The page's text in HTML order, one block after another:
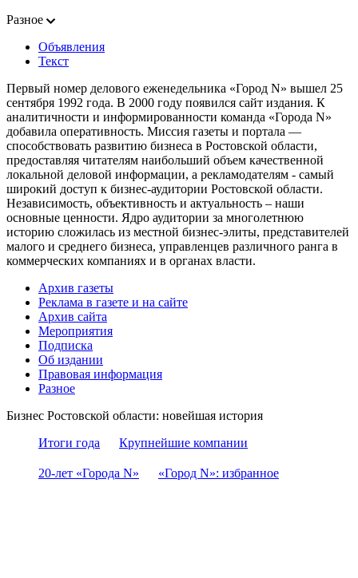
Разное
Объявления
Текст
Первый номер делового еженедельника «Город N» вышел 25
сентября 1992 года. В 2000 году появился сайт издания. К
аналитичности и информированности команда «Города N»
добавила оперативность. Миссия газеты и портала —
способствовать развитию бизнеса в Ростовской области,
предоставляя читателям наибольший объем качественной
локальной деловой информации, а рекламодателям - самый
широкий доступ к бизнес-аудитории Ростовской области.
Независимость, объективность и актуальность – наши
основные ценности. Ядро аудитории за многолетнюю
историю сложилась из местной бизнес-элиты, представителей
малого и среднего бизнеса, управленцев различного ранга в
коммерческих компаниях и в органах власти.
Архив газеты
Реклама в газете и на сайте
Архив сайта
Мероприятия
Подписка
Об издании
Правовая информация
Разное
Бизнес Ростовской области: новейшая история
Итоги года
Крупнейшие компании
20-лет «Города N» «Город N»: избранное